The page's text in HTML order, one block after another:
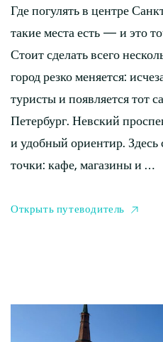
Где погулять в центре
такие места есть — и это
Стоит сделать всего
город резко меняется:
туристы и появляется тот
Петербург. Невский
и удобный ориентир. Здесь
точки: кафе, магазины и …
Открыть путеводитель